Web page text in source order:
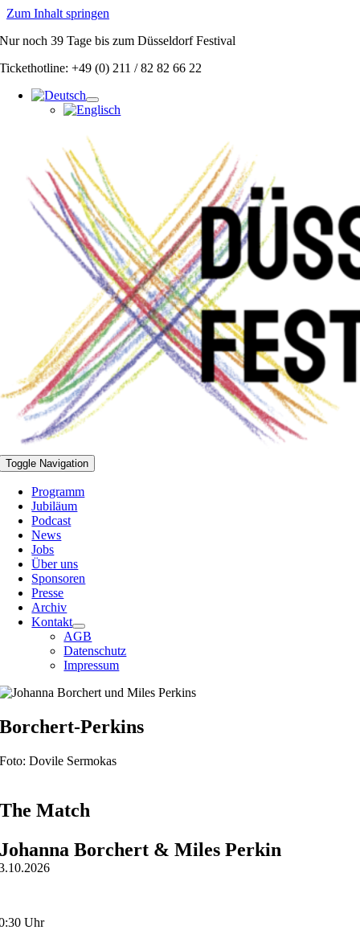
Zum Inhalt springen
Nur noch39 Tagebis zum Düsseldorf Festival
Tickethotline: +49 (0) 211 / 82 82 66 22
Toggle Navigation
Programm
Jubiläum
Podcast
News
Jobs
Über uns
Sponsoren
Presse
Archiv
Kontakt
AGB
Datenschutz
Impressum
Borchert-Perkins
Foto: Dovile Sermokas
The Match
Johanna Borchert & Miles Perkin
Uhr